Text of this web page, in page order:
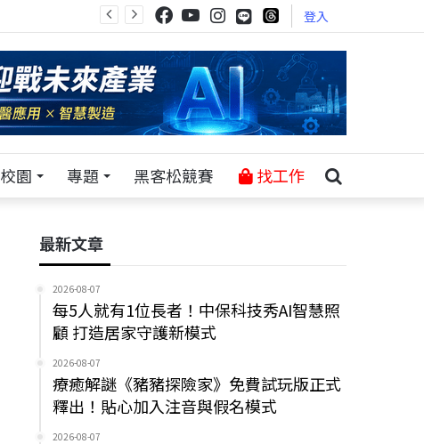
登入
校園 專題 黑客松競賽 找工作
最新文章
2026-08-07
每5人就有1位長者！中保科技秀AI智慧照
顧 打造居家守護新模式
2026-08-07
療癒解謎《豬豬探險家》免費試玩版正式
釋出！貼心加入注音與假名模式
2026-08-07